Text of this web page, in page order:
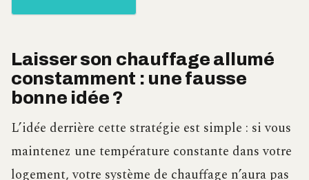
Laisser son chauffage allumé
constamment : une fausse
bonne idée ?
L’idée derrière cette stratégie est simple : si vous
maintenez une température constante dans votre
logement, votre système de chauffage n’aura pas